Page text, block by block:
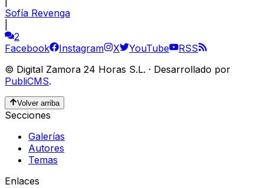
Sofía Revenga
2
Facebook
Instagram X YouTube
RSS
© Digital Zamora 24 Horas S.L. · Desarrollado por
PubliCMS.
Volver arriba
Secciones
Galerías
Autores
Temas
Enlaces